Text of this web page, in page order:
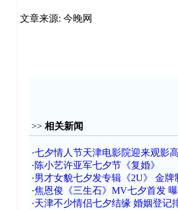
文章来源: 今晚网
>> 相关新闻
·七夕情人节天津电影院迎来观影
·陈小艺许亚军七夕节《复婚》
·男才女貌七夕发专辑《2U》 金牌
·焦恩俊《三生石》MV七夕首发
·天津不少情侣七夕结缘 婚姻登记